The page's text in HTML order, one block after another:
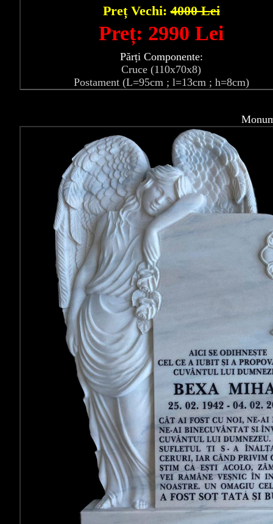
Preț Vechi:4000 Lei
Preț: 2990 Lei
Părți Componente:
Cruce (110x70x8)
Postament (L=95cm ; l=13cm ; h=8cm)